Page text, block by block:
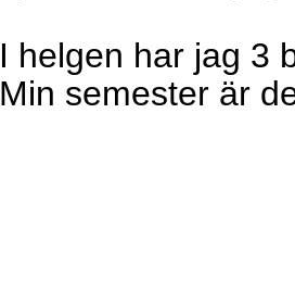
I helgen har jag 3
Min semester är